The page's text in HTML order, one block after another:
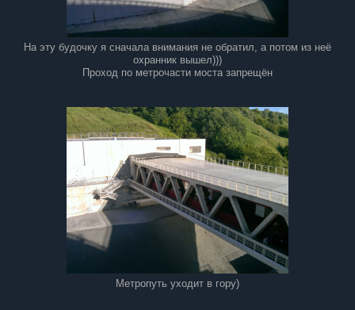
На эту будочку я сначала внимания не обратил, а потом из неё
охранник вышел)))
Проход по метрочасти моста запрещён
Метропуть уходит в гору)